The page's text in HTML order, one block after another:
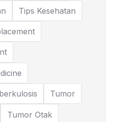
Tips Kesehatan
Tumor
Tumor Otak